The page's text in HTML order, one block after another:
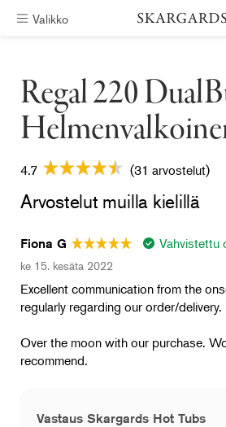
Valikko Ilmainen toimitus
Regal 220
4.7 (31 arvostelut)
Arvostelut muilla kielillä
Fiona G Vahvistettu
ke 15. kesäta 2022
Excellent communication from the
regularly regarding our order/delivery.
Over the moon with our purchase.
recommend.
Vastaus Skargards Hot Tubs